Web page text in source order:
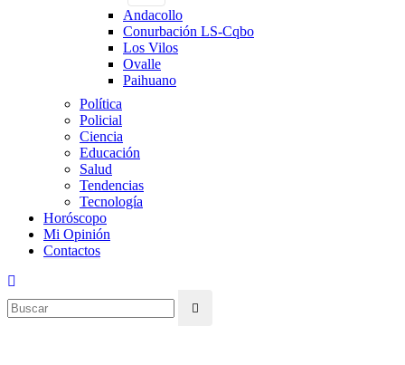
Andacollo
Conurbación LS-Cqbo
Los Vilos
Ovalle
Paihuano
Política
Policial
Ciencia
Educación
Salud
Tendencias
Tecnología
Horóscopo
Mi Opinión
Contactos